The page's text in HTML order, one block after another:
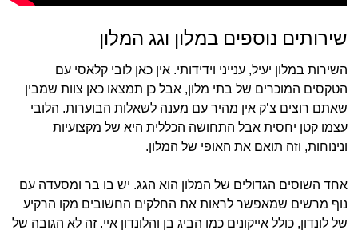
שירותים נוספים במלון וגג המלון
השירות במלון יעיל, ענייני וידידותי. אין כאן לובי קלאסי עם
הטקסים המוכרים של בתי מלון, אבל כן תמצאו כאן צוות שמבין
שאתם רוצים צ’ק אין מהיר עם מענה לשאלות הבוערות. הלובי
עצמו קטן יחסית אבל התחושה הכללית היא של מקצועיות
ונינוחות, וזה תואם את האופי של המלון.
אחד השוסים הגדולים של המלון הוא הגג. יש בו בר ומסעדה עם
נוף מרשים שמאפשר לראות את החלקים החשובים מקו הרקיע
של לונדון, כולל אייקונים כמו הביג בן והלונדון איי. זה לא הגובה של